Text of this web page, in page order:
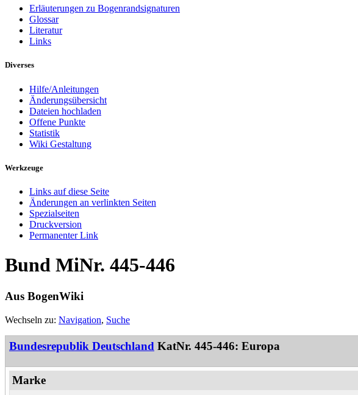
Erläuterungen zu Bogenrandsignaturen
Glossar
Literatur
Links
Diverses
Hilfe/Anleitungen
Änderungsübersicht
Dateien hochladen
Offene Punkte
Statistik
Wiki Gestaltung
Werkzeuge
Links auf diese Seite
Änderungen an verlinkten Seiten
Spezialseiten
Druckversion
Permanenter Link
Bund MiNr. 445-446
Aus BogenWiki
Wechseln zu: Navigation, Suche
Bundesrepublik Deutschland KatNr. 445-446: Europa
Marke